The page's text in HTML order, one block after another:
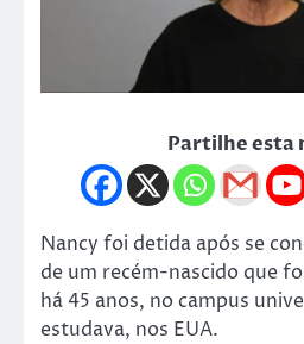
Partilhe esta
Nancy foi detida após se
de um recém-nascido que
há 45 anos, no campus
estudava, nos EUA.